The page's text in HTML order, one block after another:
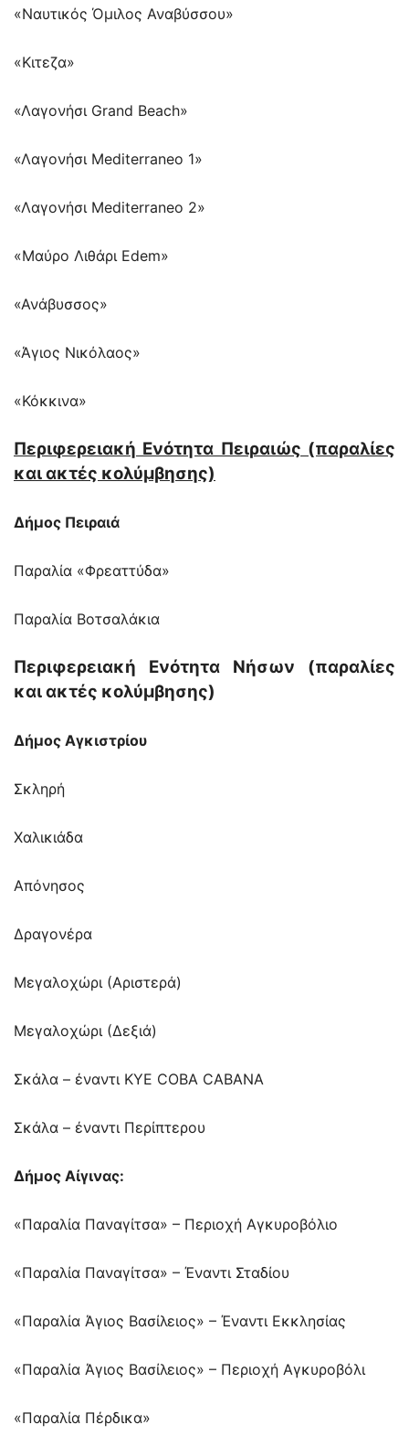
«Ναυτικός Όμιλος Αναβύσσου»
«Κιτεζα»
«Λαγονήσι Grand Beach»
«Λαγονήσι Mediterraneo 1»
«Λαγονήσι Mediterraneo 2»
«Μαύρο Λιθάρι Edem»
«Ανάβυσσος»
«Άγιος Νικόλαος»
«Κόκκινα»
Περιφερειακή Ενότητα Πειραιώς (παραλίες
και ακτές κολύμβησης)
Δήμος Πειραιά
Παραλία «Φρεαττύδα»
Παραλία Βοτσαλάκια
Περιφερειακή Ενότητα Νήσων (παραλίες
και ακτές κολύμβησης)
Δήμος Αγκιστρίου
Σκληρή
Χαλικιάδα
Απόνησος
Δραγονέρα
Μεγαλοχώρι (Αριστερά)
Μεγαλοχώρι (Δεξιά)
Σκάλα – έναντι ΚΥΕ COBA CABANA
Σκάλα – έναντι Περίπτερου
Δήμος Αίγινας:
«Παραλία Παναγίτσα» – Περιοχή Αγκυροβόλιο
«Παραλία Παναγίτσα» – Έναντι Σταδίου
«Παραλία Άγιος Βασίλειος» – Έναντι Εκκλησίας
«Παραλία Άγιος Βασίλειος» – Περιοχή Αγκυροβόλι
«Παραλία Πέρδικα»